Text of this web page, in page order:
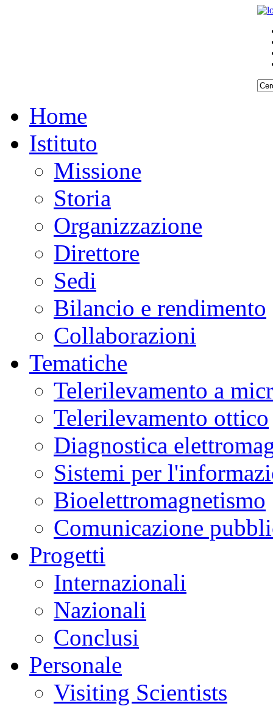
Home
Istituto
Missione
Storia
Organizzazione
Direttore
Sedi
Bilancio e rendimento
Collaborazioni
Tematiche
Telerilevamento a
Telerilevamento ottico
Diagnostica
Sistemi per
Bioelettromagnetismo
Comunicazione
Progetti
Internazionali
Nazionali
Conclusi
Personale
Visiting Scientists